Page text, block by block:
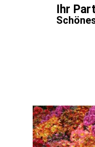
Ihr